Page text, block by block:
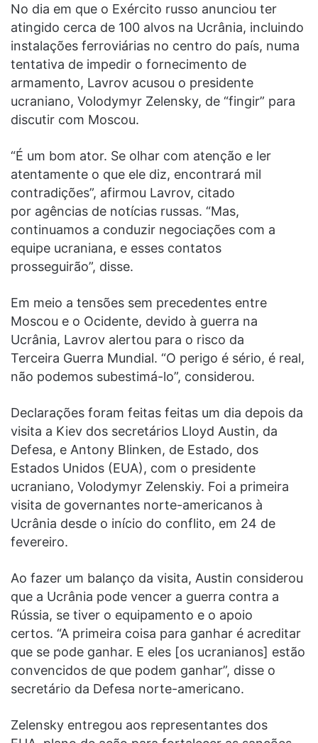
No dia em que o Exército russo anunciou ter
atingido cerca de 100 alvos na Ucrânia, incluindo
instalações ferroviárias no centro do país, numa
tentativa de impedir o fornecimento de
armamento, Lavrov acusou o presidente
ucraniano, Volodymyr Zelensky, de “fingir” para
discutir com Moscou.
“É um bom ator. Se olhar com atenção e ler
atentamente o que ele diz, encontrará mil
contradições”, afirmou Lavrov, citado
por agências de notícias russas. “Mas,
continuamos a conduzir negociações com a
equipe ucraniana, e esses contatos
prosseguirão”, disse.
Em meio a tensões sem precedentes entre
Moscou e o Ocidente, devido à guerra na
Ucrânia, Lavrov alertou para o risco da
Terceira Guerra Mundial. “O perigo é sério, é real,
não podemos subestimá-lo”, considerou.
Declarações foram feitas feitas um dia depois da
visita a Kiev dos secretários Lloyd Austin, da
Defesa, e Antony Blinken, de Estado, dos
Estados Unidos (EUA), com o presidente
ucraniano, Volodymyr Zelenskiy. Foi a primeira
visita de governantes norte-americanos à
Ucrânia desde o início do conflito, em 24 de
fevereiro.
Ao fazer um balanço da visita, Austin considerou
que a Ucrânia pode vencer a guerra contra a
Rússia, se tiver o equipamento e o apoio
certos. “A primeira coisa para ganhar é acreditar
que se pode ganhar. E eles [os ucranianos] estão
convencidos de que podem ganhar”, disse o
secretário da Defesa norte-americano.
Zelensky entregou aos representantes dos